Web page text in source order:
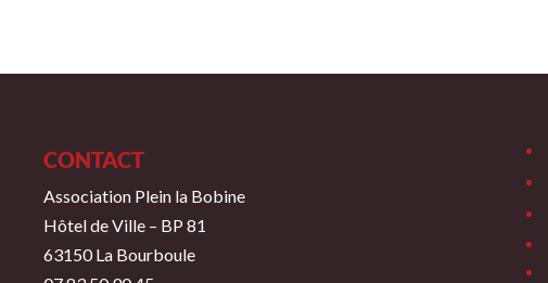
CONTACT
Association Plein la Bobine
Hôtel de Ville – BP 81
63150 La Bourboule